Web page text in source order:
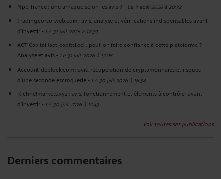
Npb-france : une arnaque selon les avis ?- Le 3 août 2026 à 20:32
Trading.corso-web.com : avis, analyse et vérifications indispensables avant
d'investir- Le 31 juil. 2026 à 17:39
ACT Capital (act-capital.cc) : peut-on faire confiance à cette plateforme ?
Analyse et avis- Le 31 juil. 2026 à 17:08
Account-deblock.com : avis, récupération de cryptomonnaies et risques
d'une seconde escroquerie- Le 30 juil. 2026 à 16:54
Richnetmarkets.xyz : avis, fonctionnement et éléments à contrôler avant
d’investir- Le 30 juil. 2026 à 12:43
Voir toutes ses publications
Derniers commentaires